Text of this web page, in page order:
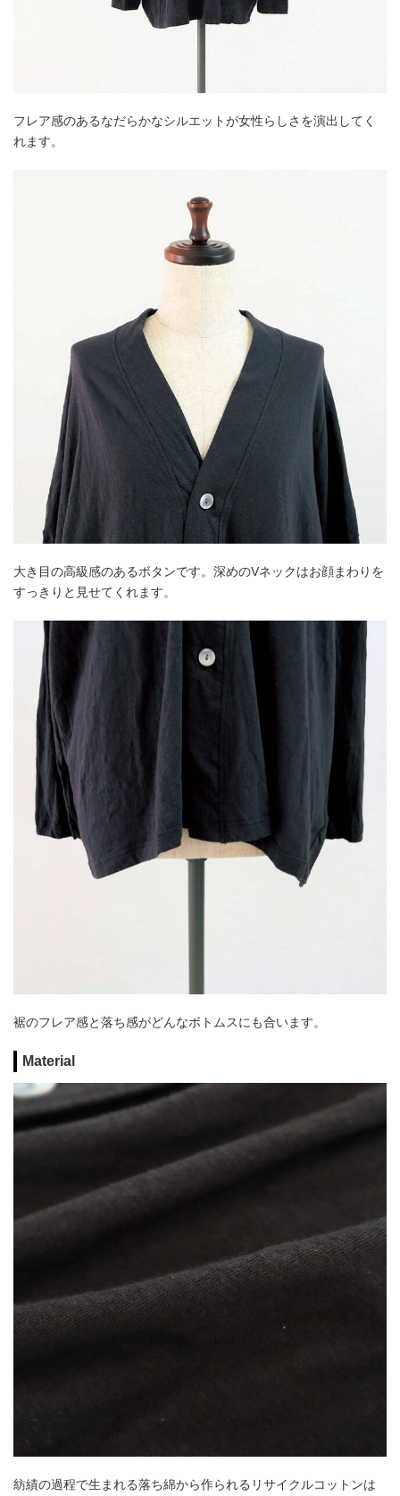
フレア感のあるなだらかなシルエットが女性らしさを演出してく
れます。
大き目の高級感のあるボタンです。深めのVネックはお顔まわりを
すっきりと見せてくれます。​​​
裾のフレア感と落ち感がどんなボトムスにも合います。
Material
紡績の過程で生まれる落ち綿から作られるリサイクルコットンは